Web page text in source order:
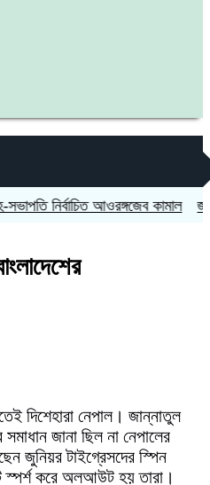
নির্বাচিত আওরঙ্গজেব কামাল
দিশেহারা নেপাল। জান্নাতুল
সমাধান জানা ছিল না নেপালের
জুনিয়র টাইগ্রেসদের স্পিন
স্পর্শ করে অলআউট হয় তারা।